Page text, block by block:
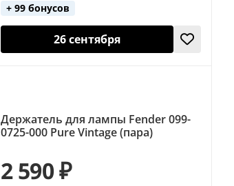
+ 99 бонусов
26 сентября
Держатель для лампы Fender 099-
0725-000 Pure Vintage (пара)
2 590 ₽